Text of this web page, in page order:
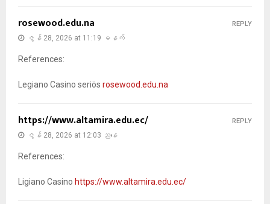
rosewood.edu.na
ဇွန် 28, 2026 at 11:19 မနက်
References:
Legiano Casino seriös rosewood.edu.na
REPLY
https://www.altamira.edu.ec/
ဇွန် 28, 2026 at 12:03 ညနေ
References:
Ligiano Casino https://www.altamira.edu.ec/
REPLY